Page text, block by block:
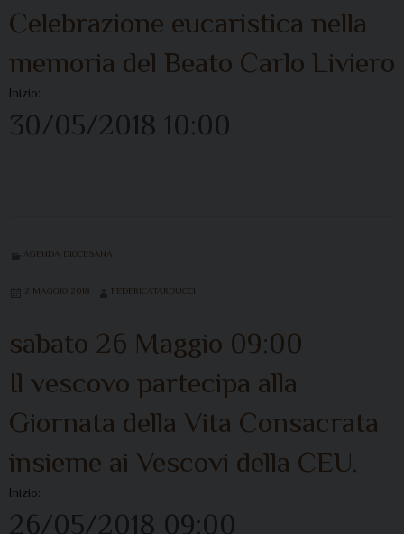
Celebrazione eucaristica nella
memoria del Beato Carlo Liviero
Inizio:
30/05/2018 10:00
AGENDA DIOCESANA
2 MAGGIO 2018 FEDERICATARDUCCI
sabato 26 Maggio 09:00
Il vescovo partecipa alla
Giornata della Vita Consacrata
insieme ai Vescovi della CEU.
Inizio:
26/05/2018 09:00